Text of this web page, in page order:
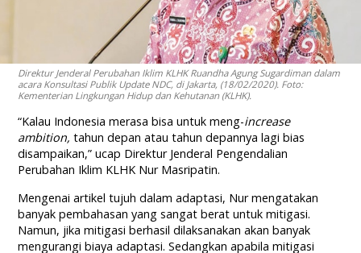
Direktur Jenderal Perubahan Iklim KLHK Ruandha Agung Sugardiman dalam
acara Konsultasi Publik Update NDC, di Jakarta, (18/02/2020). Foto:
Kementerian Lingkungan Hidup dan Kehutanan (KLHK).
“Kalau Indonesia merasa bisa untuk meng-increase
ambition, tahun depan atau tahun depannya lagi bias
disampaikan,” ucap Direktur Jenderal Pengendalian
Perubahan Iklim KLHK Nur Masripatin.
Mengenai artikel tujuh dalam adaptasi, Nur mengatakan
banyak pembahasan yang sangat berat untuk mitigasi.
Namun, jika mitigasi berhasil dilaksanakan akan banyak
mengurangi biaya adaptasi. Sedangkan apabila mitigasi